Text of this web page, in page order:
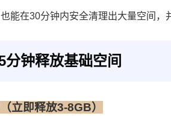
能在30分钟内安全清理出大量空间，
钟释放基础空间
立即释放3-8GB）